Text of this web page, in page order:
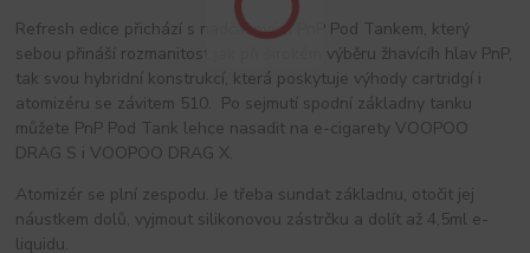
Refresh edice přichází s nadčasovým PnP Pod Tankem, který
sebou přináší rozmanitost jak při širokém výběru žhavícíh hlav PnP,
tak svou hybridní konstrukcí, která poskytuje výhody cartridgí i
atomizéru se závitem 510. Po sejmutí spodní základny tanku
můžete PnP Pod Tank lehce nasadit na e-cigarety VOOPOO
DRAG S i VOOPOO DRAG X.
Atomizér se plní zespodu. Je třeba sundat základnu, otočit jej
náustkem dolů, vyjmout silikonovou zástrčku a dolít až 4,5ml e-
liquidu.